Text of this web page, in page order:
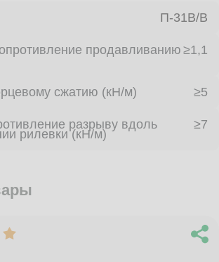
П-31В/B
продавливанию ≥1,1
сжатию (кН/м) ≥5
разрыву вдоль
рилевки (кН/м)
≥7